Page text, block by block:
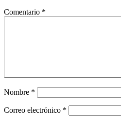
Comentario *
Nombre *
Correo electrónico *